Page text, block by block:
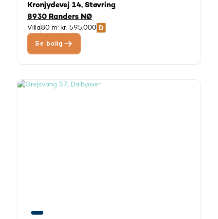
Kronjydevej 14, Støvring
8930 Randers NØ
Villa80 m² kr. 595.000
Se bolig